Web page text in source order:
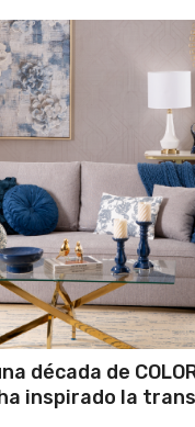
década de
inspirado la